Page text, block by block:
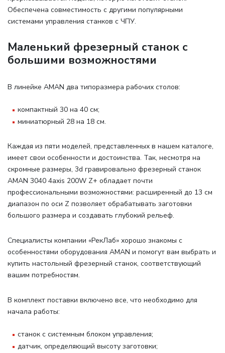
Обеспечена совместимость с другими популярными
системами управления станков с ЧПУ.
Маленький фрезерный станок с
большими возможностями
В линейке AMAN два типоразмера рабочих столов:
компактный 30 на 40 см;
миниатюрный 28 на 18 см.
Каждая из пяти моделей, представленных в нашем каталоге,
имеет свои особенности и достоинства. Так, несмотря на
скромные размеры, 3d гравировально фрезерный станок
AMAN 3040 4axis 200W Z+ обладает почти
профессиональными возможностями: расширенный до 13 см
диапазон по оси Z позволяет обрабатывать заготовки
большого размера и создавать глубокий рельеф.
Специалисты компании «РекЛаб» хорошо знакомы с
особенностями оборудования AMAN и помогут вам выбрать и
купить настольный фрезерный станок, соответствующий
вашим потребностям.
В комплект поставки включено все, что необходимо для
начала работы:
станок с системным блоком управления;
датчик, определяющий высоту заготовки;